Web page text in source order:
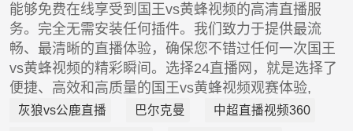
能够免费在线享受到国王vs黄蜂视频的高清直播服
务。完全无需安装任何插件。我们致力于提供最流
畅、最清晰的直播体验，确保您不错过任何一次国王
vs黄蜂视频的精彩瞬间。选择24直播网，就是选择了
便捷、高效和高质量的国王vs黄蜂视频观赛体验,
灰狼vs公鹿直播 巴尔克曼 中超直播视频360